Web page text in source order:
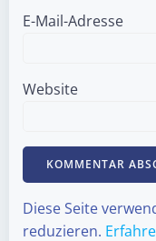
E-Mail-Adresse
Website
Diese Seite
reduzieren.